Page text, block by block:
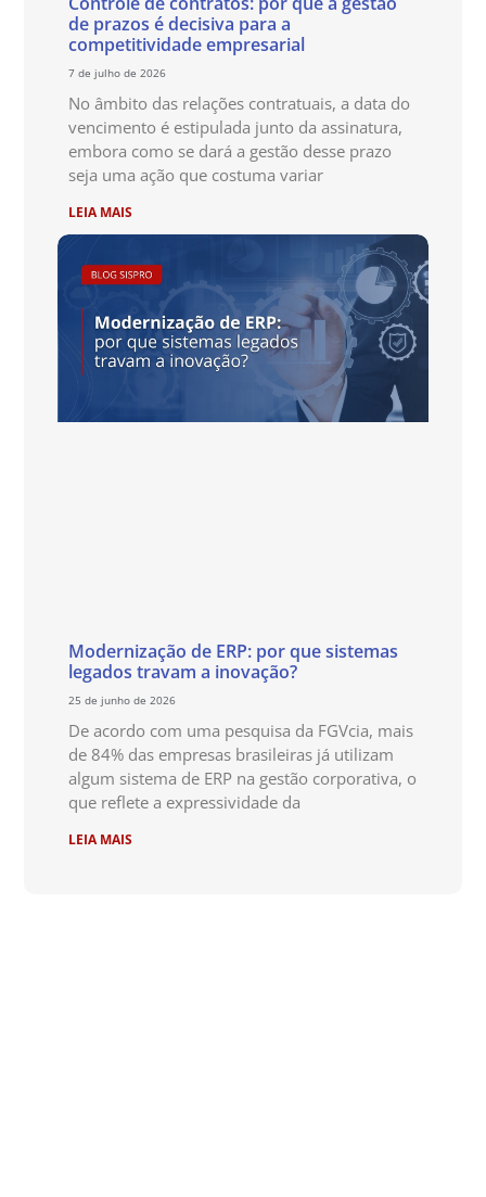
de prazos é decisiva para a
competitividade empresarial
7 de julho de 2026
No âmbito das relações contratuais, a data do
vencimento é estipulada junto da assinatura,
embora como se dará a gestão desse prazo
seja uma ação que costuma variar
LEIA MAIS
Modernização de ERP: por que sistemas
legados travam a inovação?
25 de junho de 2026
De acordo com uma pesquisa da FGVcia, mais
de 84% das empresas brasileiras já utilizam
algum sistema de ERP na gestão corporativa, o
que reflete a expressividade da
LEIA MAIS